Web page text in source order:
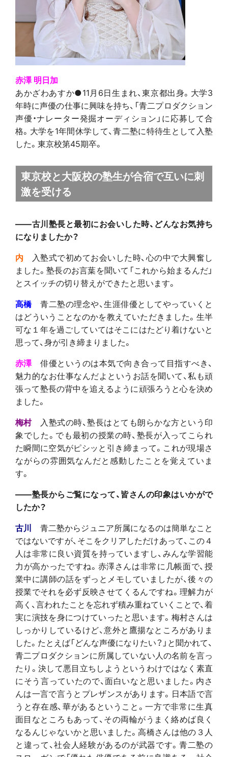
赤澤 明日加
あかざわあすか●11月6日生まれ、東京都出身。大学3
年時に声優の仕事に興味を持ち、「青二プロダクション
声優・ナレーター発掘オーディション」に応募して合
格。大学を1年間休学して、青二塾に特待生として入塾
した。東京校第45期卒。
東京校と大阪校の塾生が合宿で互いに刺
激を受ける
――古川塾長と最初にお会いした時、どんなお気持ち
になりましたか？
内 入塾式で初めてお会いした時、心の中で大興奮し
ました。塾長のお言葉を聞いて「これから始まるんだ」
とスイッチの切り替えができたと思います。
高橋青二塾の理念や、生涯俳優としてやっていくと
はどういうことなのかを教えていただきました。生半
可な１年を過ごしていてはそこにはたどり着けないと
思って、身が引き締まりました。
赤澤俳優というのは本気で向き合って目指すべき、
魅力的なお仕事なんだよというお話を聞いて、私も頑
張って塾長の背中を追えるように頑張ろうと心を決め
ました。
梅村入塾式の時、塾長はとても朗らかな方という印
象でした。でも最初の授業の時、塾長が入ってこられ
た瞬間に空気がピシッと引き締まって。これが現場さ
ながらの雰囲気なんだと感動したことを覚えていま
す。
――塾長からご覧になって、皆さんの印象はいかがで
したか？
古川 青二塾からジュニア所属になるのは簡単なこと
ではないですが、そこをクリアしただけあって、この４
人は非常に良い資質を持っていますし、みんな学習能
力が高かったですね。赤澤さんは非常に几帳面で、授
業中に講師の話をずっとメモしていましたが、後々の
授業でそれを必ず反映させてくるんですね。理解力が
高く、言われたことを忘れず積み重ねていくことで、着
実に演技を身につけていったと思います。梅村さんは
しっかりしているけど、意外と鷹揚なところがありま
した。たとえば「どんな声優になりたい？」と聞かれて、
青二プロダクションに所属していない人の名前を言っ
たり。決して悪目立ちしようというわけではなく素直
にそう言っていたので、面白いなと思いました。内さ
んは一言で言うとプレザンスがあります。日本語で言
うと存在感、華があるということ。一方で非常に生真
面目なところもあって、その両輪がうまく絡めば良く
なるんじゃないかと思いました。高橋さんは他の３人
と違って、社会人経験があるのが武器です。青二塾の